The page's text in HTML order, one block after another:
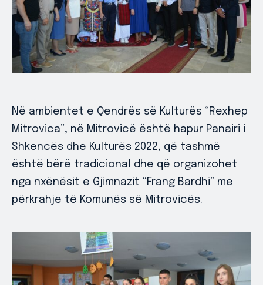
Në ambientet e Qendrës së Kulturës “Rexhep
Mitrovica”, në Mitrovicë është hapur Panairi i
Shkencës dhe Kulturës 2022, që tashmë
është bërë tradicional dhe që organizohet
nga nxënësit e Gjimnazit “Frang Bardhi” me
përkrahje të Komunës së Mitrovicës.